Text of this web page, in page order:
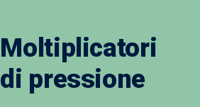
Moltiplicatori
di pressione